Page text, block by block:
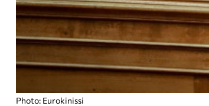
Photo: Eurokinissi